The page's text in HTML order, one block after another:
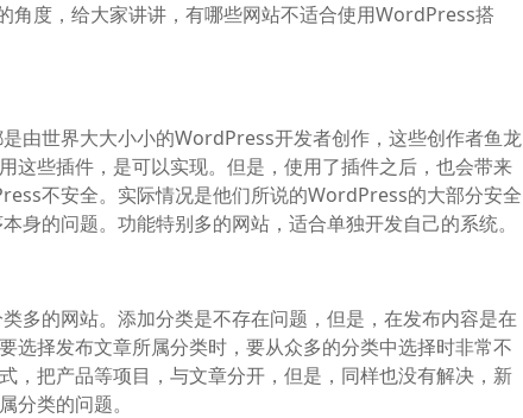
度，给大家讲讲，有哪些网站不适合使用WordPress搭
由世界大大小小的WordPress开发者创作，这些创作者鱼龙
这些插件，是可以实现。但是，使用了插件之后，也会带来
不安全。实际情况是他们所说的WordPress的大部分安全
的问题。功能特别多的网站，适合单独开发自己的系统。
多的网站。添加分类是不存在问题，但是，在发布内容是在
选择发布文章所属分类时，要从众多的分类中选择时非常不
，把产品等项目，与文章分开，但是，同样也没有解决，新
分类的问题。